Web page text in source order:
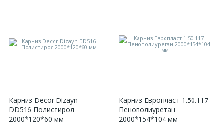
Карниз Decor Dizayn
DD516 Полистирол
2000*120*60 мм
Карниз Европласт 1.50.117
Пенополиуретан
2000*154*104 мм